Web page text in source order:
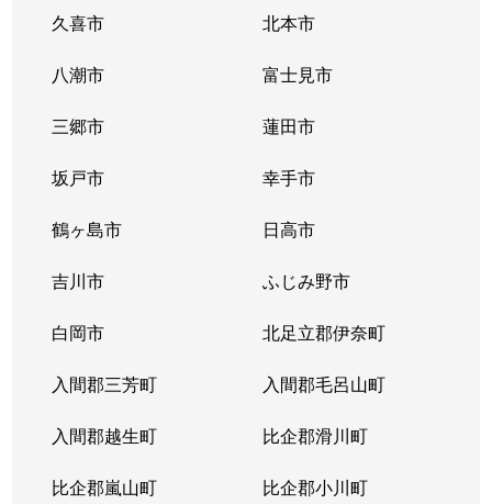
久喜市 北本市
八潮市 富士見市
三郷市 蓮田市
坂戸市 幸手市
鶴ヶ島市 日高市
吉川市 ふじみ野市
白岡市 北足立郡伊奈町
入間郡三芳町 入間郡毛呂山町
入間郡越生町 比企郡滑川町
比企郡嵐山町 比企郡小川町